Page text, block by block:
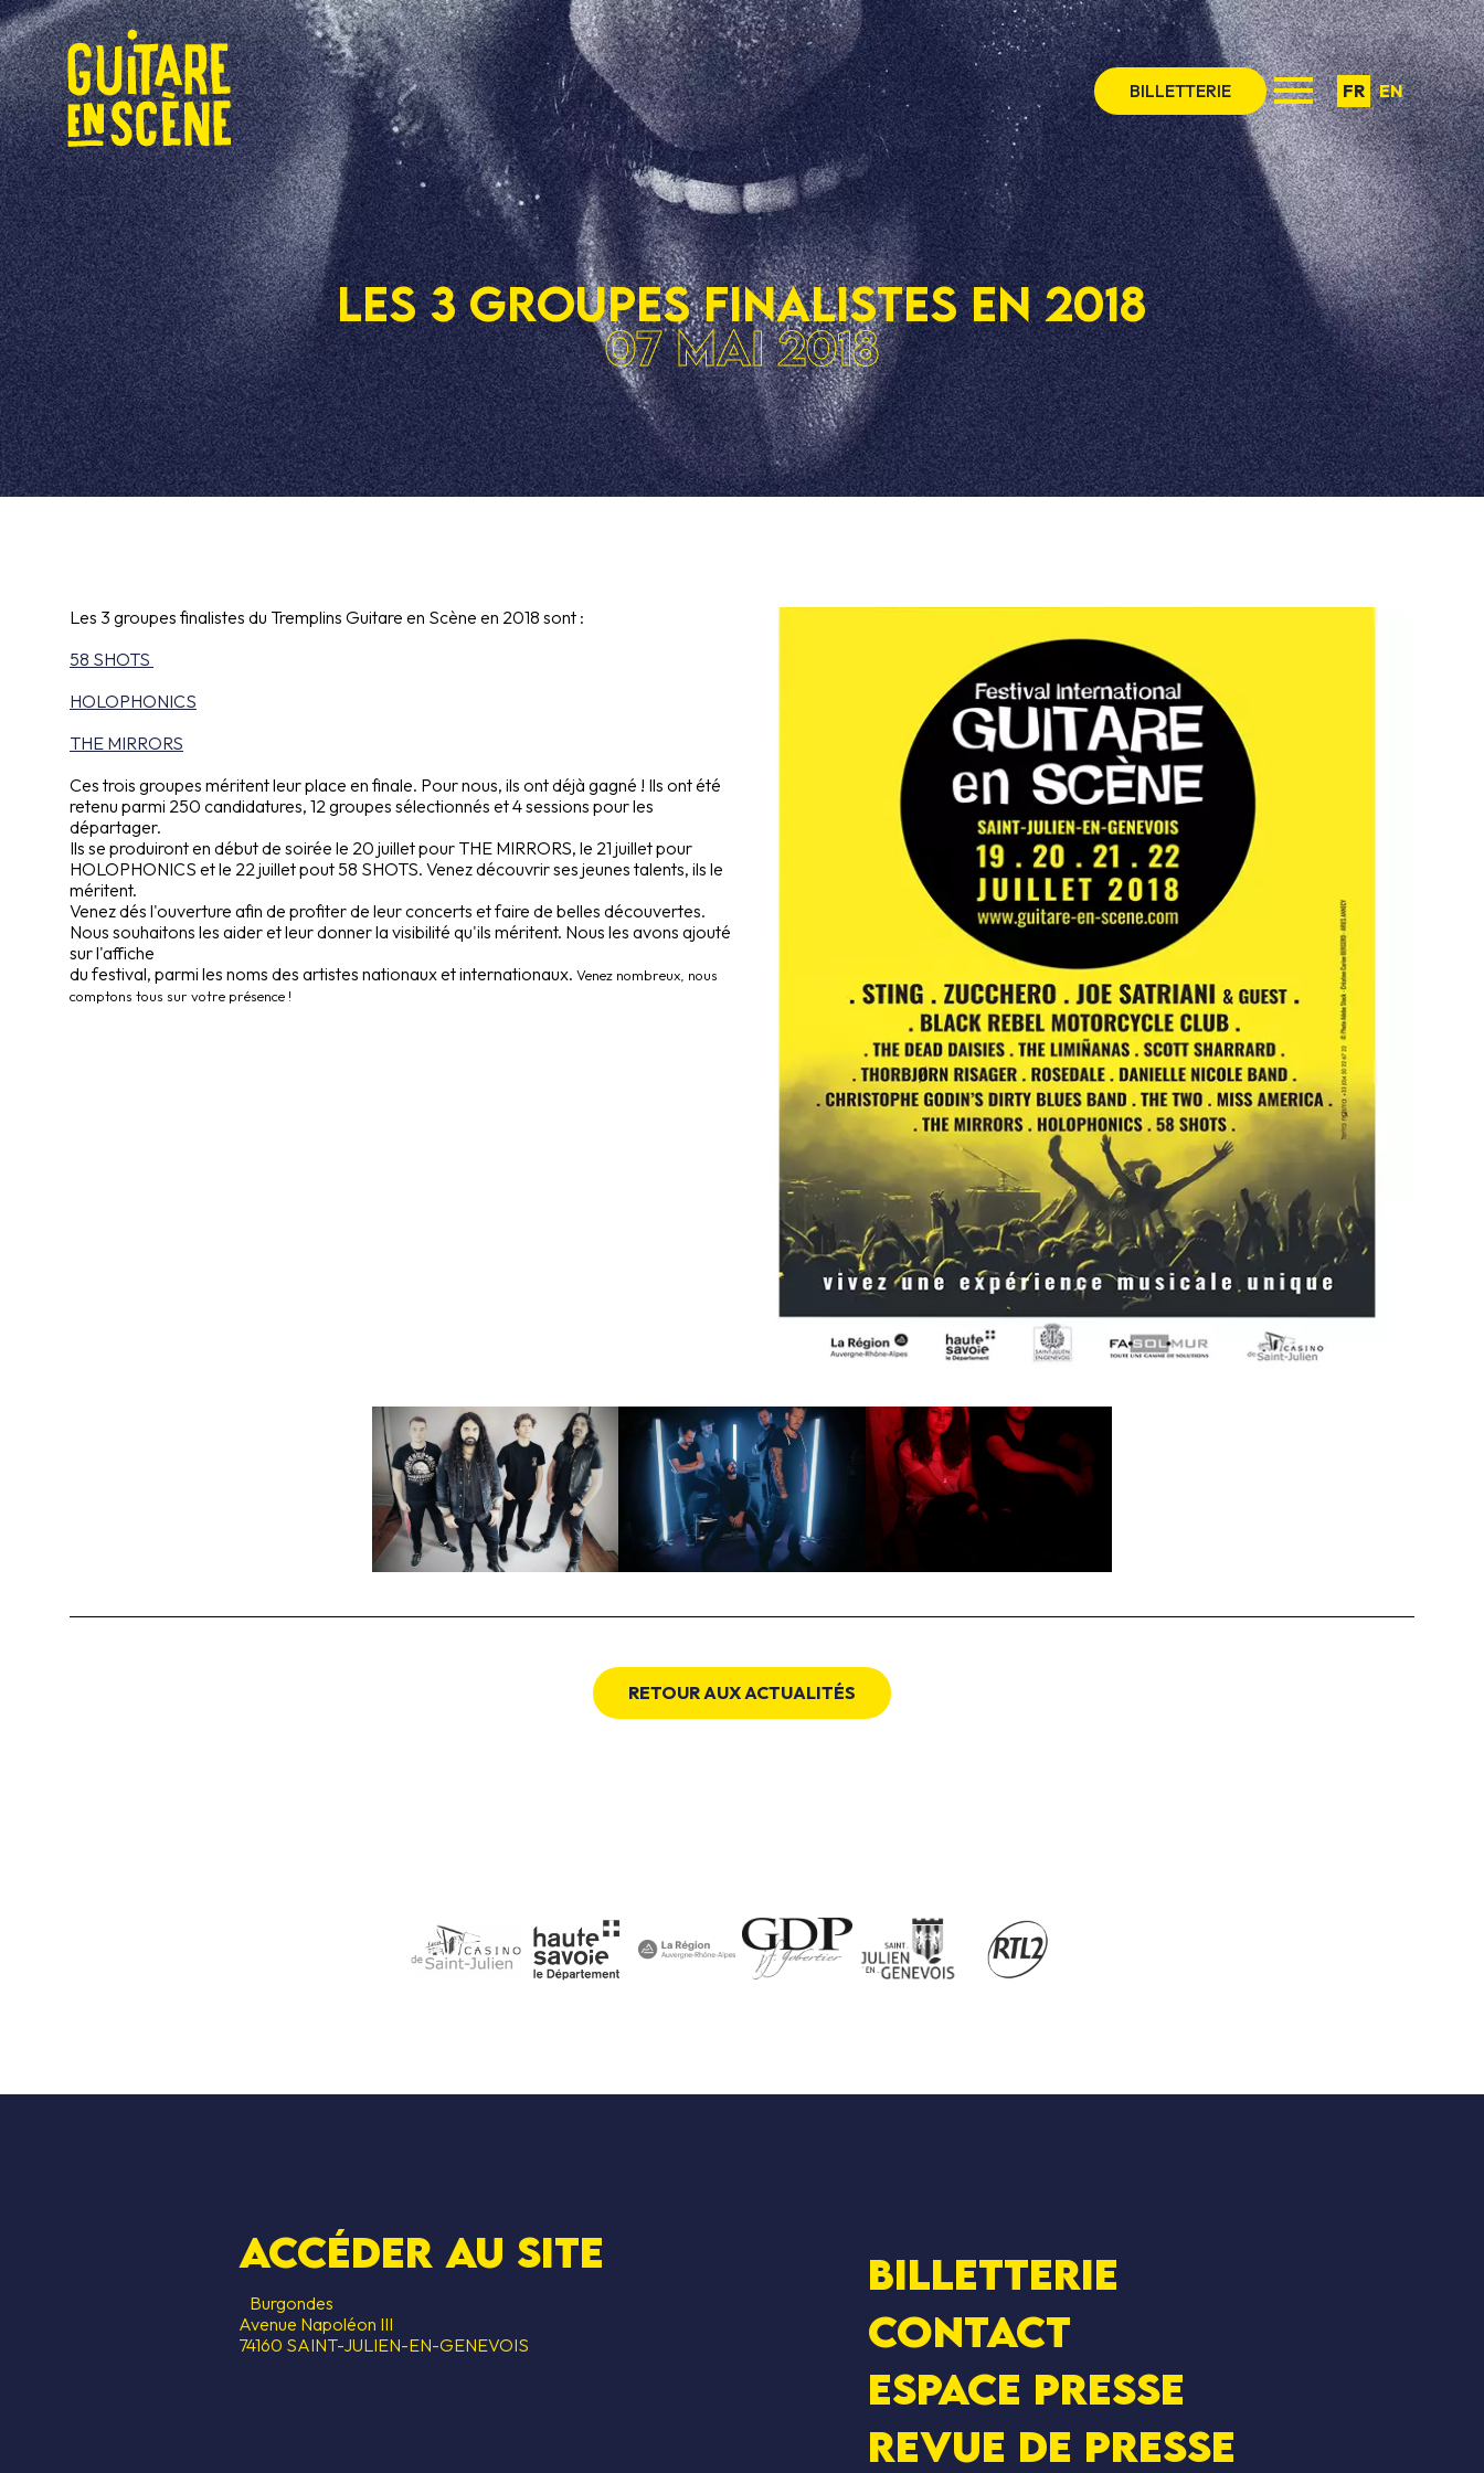
BILLETTERIE FR EN
Les 3 Groupes finalistes en 2018
07 mai 2018
Les 3 groupes finalistes du Tremplins Guitare en Scène en 2018 sont :
58 SHOTS
HOLOPHONICS
THE MIRRORS
Ces trois groupes méritent leur place en finale. Pour nous, ils ont déjà gagné ! Ils ont été
retenu parmi 250 candidatures, 12 groupes sélectionnés et 4 sessions pour les
départager.
Ils se produiront en début de soirée le 20 juillet pour THE MIRRORS, le 21 juillet pour
HOLOPHONICS et le 22 juillet pout 58 SHOTS. Venez découvrir ses jeunes talents, ils le
méritent.
Venez dés l'ouverture afin de profiter de leur concerts et faire de belles découvertes.
Nous souhaitons les aider et leur donner la visibilité qu'ils méritent. Nous les avons ajouté
sur l'affiche
du festival, parmi les noms des artistes nationaux et internationaux. Venez nombreux, nous
comptons tous sur votre présence !
RETOUR AUX ACTUALITÉS
Accéder au SITE
Burgondes
Avenue Napoléon III
74160 SAINT-JULIEN-EN-GENEVOIS
Billetterie
Contact
Espace presse
Revue de presse